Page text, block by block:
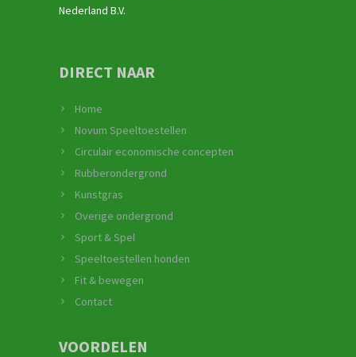
Nederland B.V.
DIRECT NAAR
Home
Novum Speeltoestellen
Circulair economische concepten
Rubberondergrond
Kunstgras
Overige ondergrond
Sport & Spel
Speeltoestellen honden
Fit & bewegen
Contact
VOORDELEN